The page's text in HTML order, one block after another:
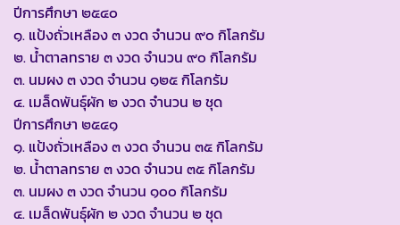
ปีการศึกษา ๒๕๔๐
๑. แป้งถั่วเหลือง ๓ งวด จำนวน ๙๐ กิโลกรัม
๒. น้ำตาลทราย ๓ งวด จำนวน ๙๐ กิโลกรัม
๓. นมผง ๓ งวด จำนวน ๑๒๕ กิโลกรัม
๔. เมล็ดพันธุ์ผัก ๒ งวด จำนวน ๒ ชุด
ปีการศึกษา ๒๕๔๑
๑. แป้งถั่วเหลือง ๓ งวด จำนวน ๓๕ กิโลกรัม
๒. น้ำตาลทราย ๓ งวด จำนวน ๓๕ กิโลกรัม
๓. นมผง ๓ งวด จำนวน ๑๐๐ กิโลกรัม
๔. เมล็ดพันธุ์ผัก ๒ งวด จำนวน ๒ ชุด